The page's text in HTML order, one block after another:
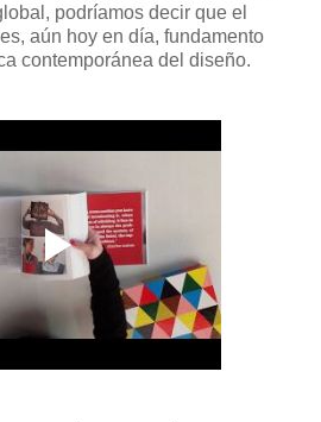
podríamos decir que el
aún hoy en día, fundamento
contemporánea del diseño.